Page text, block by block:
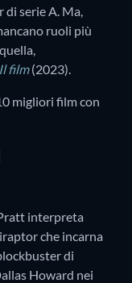
serie A. Ma,
ruoli più
film(2023).
migliori film con
interpreta
che incarna
di
Howard nei